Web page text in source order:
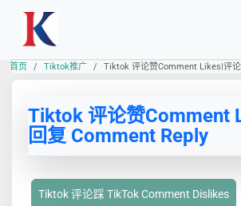
首页 Tiktok推广 Tiktok 评论赞Comment Likes|评
Tiktok 评论赞Comment
回复 Comment Reply
Tiktok 评论踩 TikTok Comment Dislikes